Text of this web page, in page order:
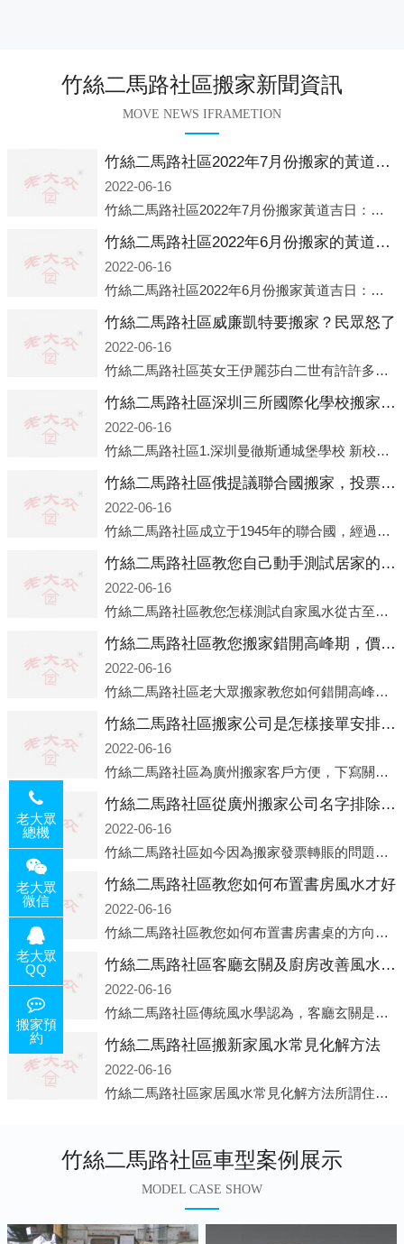
竹絲二馬路社區搬家新聞資訊
MOVE NEWS IFRAMETION
竹絲二馬路社區2022年7月份搬家的黃道吉日查詢大全一覽表哪天適合搬家好日子
2022-06-16
竹絲二馬路社區2022年7月份搬家黃道吉日：公歷2022年7月6日 農歷六月初八 星期三 沖虎(甲寅)公歷2022年7月12日 農歷六月十四 星期二 沖猴(庚申)公歷2022年7月13日 農歷六月十五 星期三 沖雞
竹絲二馬路社區2022年6月份搬家的黃道吉日查詢大全一覽表哪天適合搬家好日子
2022-06-16
竹絲二馬路社區2022年6月份搬家黃道吉日：公歷2022年6月1日 農歷五月初三 星期三 沖兔(己卯)公歷2022年6月4日 農歷五月初六 星期六 沖馬(壬午)公歷2022年6月8日 農歷五月初十 星期三 沖狗(丙
竹絲二馬路社區威廉凱特要搬家？民眾怒了
2022-06-16
竹絲二馬路社區英女王伊麗莎白二世有許許多多的房產，遍布英國各地。而作為英女王的親孫子、未來的英國國王，威廉王子自然也能享受到女王的房產。目前，威廉凱特以及三個孩子有兩個經常居住的地點，一處是位于倫敦的肯辛頓宮，一處
竹絲二馬路社區深圳三所國際化學校搬家？曼校、QSI、南山中英文搬走了
2022-06-16
竹絲二馬路社區1.深圳曼徹斯通城堡學校 新校區原址是蛇口國際據悉，此次曼徹斯通城堡學校搬遷到蛇口新校區的開辦與蛇口外籍人員子女學校（蛇口國際）有很大的關聯。2021年，太子灣實驗部就宣布在2022年正式并入蛇口外籍
竹絲二馬路社區俄提議聯合國搬家，投票結果卻以慘敗收場
2022-06-16
竹絲二馬路社區成立于1945年的聯合國，經過幾十年的發展，如今擁有193個成員國。擁有如此眾多會員國的聯合國，可以說是世界上最具代表性的國際組織，也是世界上分量最重、有著較高話語權的國際組織。但以美國為首的西方國家
竹絲二馬路社區教您自己動手測試居家的風水
2022-06-16
竹絲二馬路社區教您怎樣測試自家風水從古至今，世界各地的人們都在研究人在乾坤中的位置以及它們所形成的關系。通過探究季節轉換、星象變化，并且在所觀測到的自然規律的指導下，人們開始認識到居住在不同住宅中的人，其一生中的財
竹絲二馬路社區教您搬家錯開高峰期，價格還可優惠！
2022-06-16
竹絲二馬路社區老大眾搬家教您如何錯開高峰期：如何錯開高峰期搬家，老大眾搬家做了一些電話數據統計和分析，發現市民中午2點左右訪問網站的人是最多的，電話咨詢是早上9點左右是最多的，預約搬家周六和周日是最多的，網上QQ微
竹絲二馬路社區搬家公司是怎樣接單安排流程的？
2022-06-16
竹絲二馬路社區為廣州搬家客戶方便，下寫關于我老大眾搬家公司接單的流程，九條給搬家朋友參考，了解搬家公司工序，免去搬家時的沒有準備好的工作，給您及時快速的搬好家。一．電話咨詢：專人接待客戶電話咨詢，初步了解客戶搬 家
竹絲二馬路社區從廣州搬家公司名字排除法選正規公司
2022-06-16
竹絲二馬路社區如今因為搬家發票轉賬的問題，大部分搬家公司都已經注冊了營業執照，早5年前基本上所謂的搬家公司都是無注冊狀態也就是無照營業，由于企業注冊量大增所以各種企業信息展示平臺如雨后春筍般遍地開花，如：天眼查，企
竹絲二馬路社區教您如何布置書房風水才好
2022-06-16
竹絲二馬路社區教您如何布置書房書桌的方向和位置風水中所說的方位，顧名思義包括方向和位置兩個概念，那么書桌的方向應該向著哪里呢？一般來說，將書桌對著門放置比較 好，比如您書房的門是向南的，就將書桌也向著門放置即可；這
竹絲二馬路社區客廳玄關及廚房改善風水的方法
2022-06-16
竹絲二馬路社區傳統風水學認為，客廳玄關是從室外進入客廳的必經之路，是進入客廳的緩沖區。它讓進入者靜氣斂神，同時也是引氣入室的必經之道。客廳的玄關除了有防泄、遮掩的風水作用之外，并且還有家居裝飾上的美化作用，因此它設
竹絲二馬路社區搬新家風水常見化解方法
2022-06-16
竹絲二馬路社區家居風水常見化解方法所謂住家乃是我們日常生活所在的地方，在那兒睡覺，也在那兒恢復白天工作的疲勞。并非經常有人常住的房子、辦公室之類，人們寢食不在那兒的建筑物，此種房子并非家居風水的對象。為什么呢?因為
竹絲二馬路社區車型案例展示
MODEL CASE SHOW
老大眾
總機
老大眾
微信
老大眾
QQ
搬家預
約